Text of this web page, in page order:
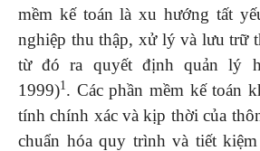
mềm kế toán là xu hướng tất
nghiệp thu thập, xử lý và lưu trữ
từ đó ra quyết định quản lý
1999)1. Các phần mềm kế toán
tính chính xác và kịp thời của
chuẩn hóa quy trình và tiết